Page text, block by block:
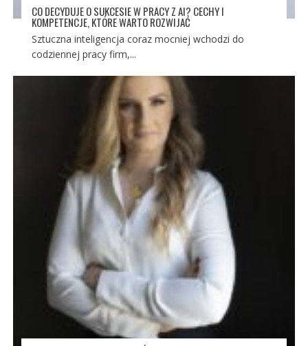
CO DECYDUJE O SUKCESIE W PRACY Z AI? CECHY I
KOMPETENCJE, KTÓRE WARTO ROZWIJAĆ
Sztuczna inteligencja coraz mocniej wchodzi do
codziennej pracy firm,...